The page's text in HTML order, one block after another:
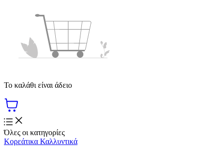
Το καλάθι είναι άδειο
Όλες οι κατηγορίες
Κορεάτικα Καλλυντικά